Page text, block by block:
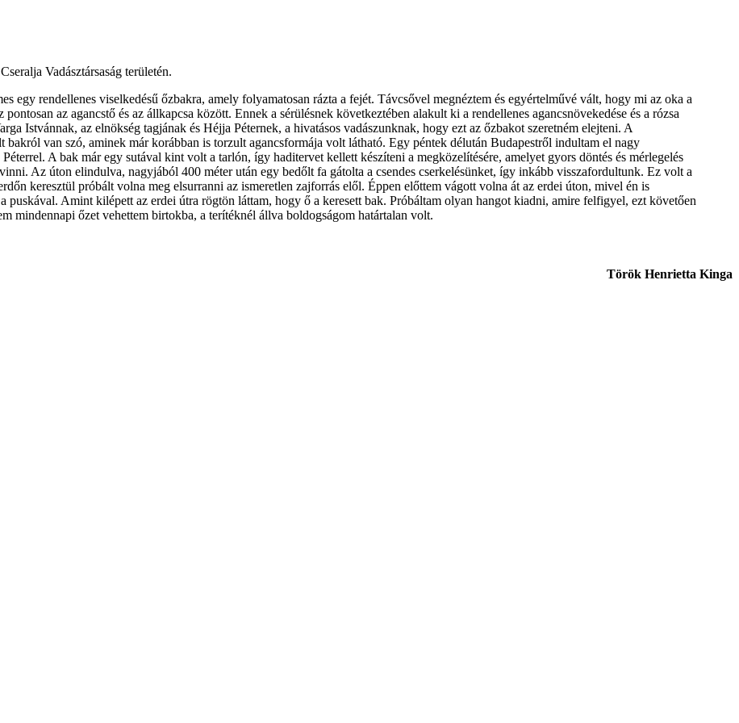
Vadásztársaság területén.
egy rendellenes viselkedésű őzbakra, amely folyamatosan rázta a fejét. Távcsővel megnéztem és egyértelművé vált, hogy mi az oka a
az agancstő és az állkapcsa között. Ennek a sérülésnek következtében alakult ki a rendellenes agancsnövekedése és a rózsa
Istvánnak, az elnökség tagjának és Héjja Péternek, a hivatásos vadászunknak, hogy ezt az őzbakot szeretném elejteni. A
bakról van szó, aminek már korábban is torzult agancsformája volt látható. Egy péntek délután Budapestről indultam el nagy
A bak már egy sutával kint volt a tarlón, így haditervet kellett készíteni a megközelítésére, amelyet gyors döntés és mérlegelés
Az úton elindulva, nagyjából 400 méter után egy bedőlt fa gátolta a csendes cserkelésünket, így inkább visszafordultunk. Ez volt a
keresztül próbált volna meg elsurranni az ismeretlen zajforrás elől. Éppen előttem vágott volna át az erdei úton, mivel én is
puskával. Amint kilépett az erdei útra rögtön láttam, hogy ő a keresett bak. Próbáltam olyan hangot kiadni, amire felfigyel, ezt követően
mindennapi őzet vehettem birtokba, a terítéknél állva boldogságom határtalan volt.
Török Henrietta Kinga